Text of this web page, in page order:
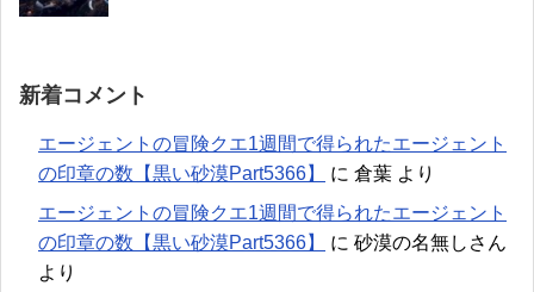
新着コメント
エージェントの冒険クエ1週間で得られたエージェント
の印章の数【黒い砂漠Part5366】
に 倉葉 より
エージェントの冒険クエ1週間で得られたエージェント
の印章の数【黒い砂漠Part5366】
に 砂漠の名無しさん
より